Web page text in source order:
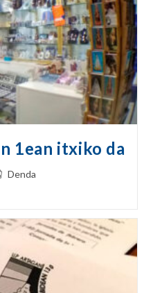
1ean itxiko da
Denda